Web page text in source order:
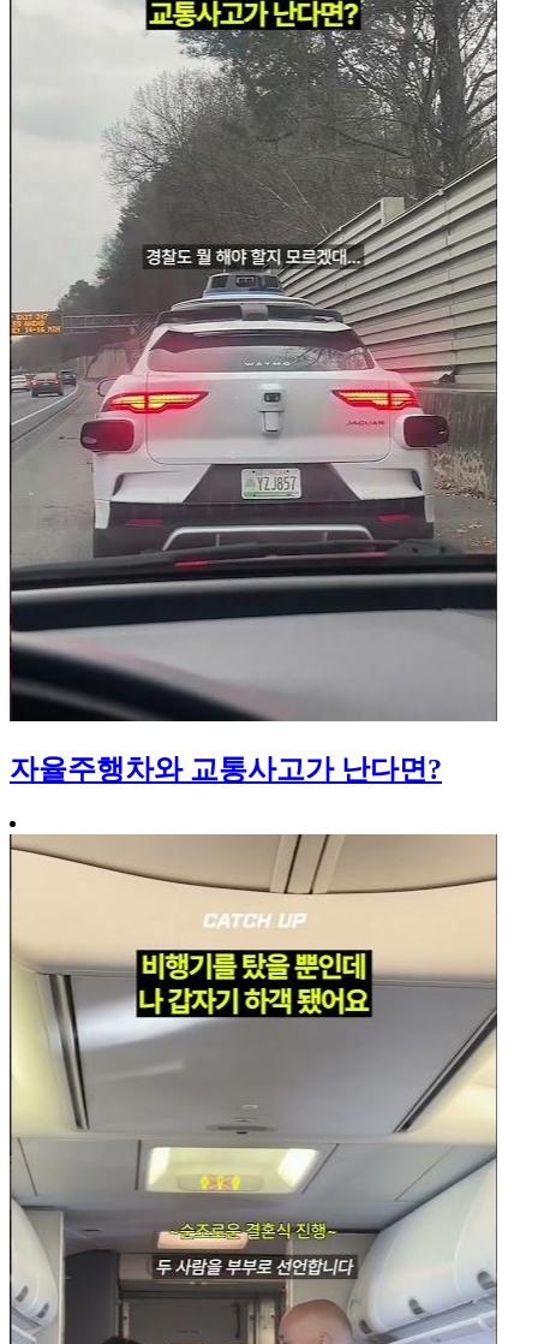
자율주행차와 교통사고가 난다면?